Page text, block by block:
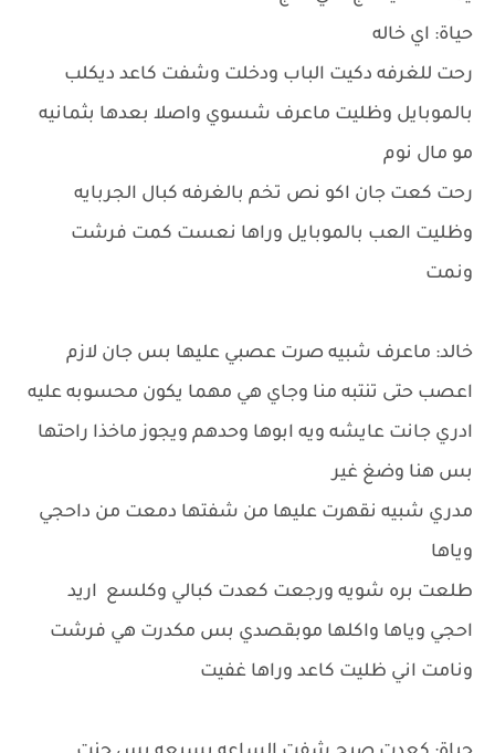
حياة: اي خاله
رحت للغرفه دكيت الباب ودخلت وشفت كاعد ديكلب
بالموبايل وظليت ماعرف شسوي واصلا بعدها بثمانيه
مو مال نوم
رحت كعت جان اكو نص تخم بالغرفه كبال الجربايه
وظليت العب بالموبايل وراها نعست كمت فرشت
ونمت
خالد: ماعرف شبيه صرت عصبي عليها بس جان لازم
اعصب حتى تنتبه منا وجاي هي مهما يكون محسوبه عليه
ادري جانت عايشه ويه ابوها وحدهم ويجوز ماخذا راحتها
بس هنا وضغ غير
مدري شبيه نقهرت عليها من شفتها دمعت من داحجي
وياها
طلعت بره شويه ورجعت كعدت كبالي وكلسع اريد
احجي وياها واكلها موبقصدي بس مكدرت هي فرشت
ونامت اني ظليت كاعد وراها غفيت